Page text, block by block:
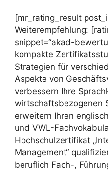
[mr_rating_result
Weiterempfehlung:
snippet=“akad-
kompakte
Strategien für
Aspekte von
verbessern Ihre
wirtschaftsbezogenen
erweitern Ihren
und VWL-
Hochschulzertifikat
Management“
beruflich Fach-,